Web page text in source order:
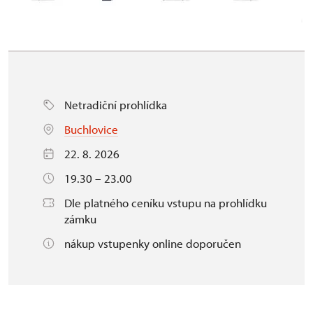
Netradiční prohlídka
Buchlovice
22. 8. 2026
19.30 – 23.00
Dle platného ceníku vstupu na prohlídku
zámku
nákup vstupenky online doporučen